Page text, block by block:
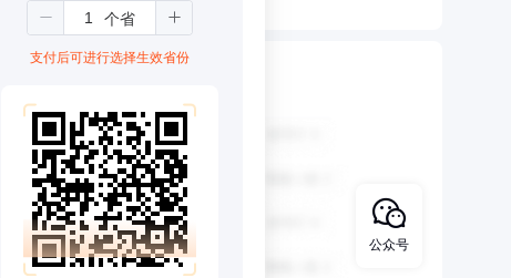
支付后可进行选择生效省份
公众号